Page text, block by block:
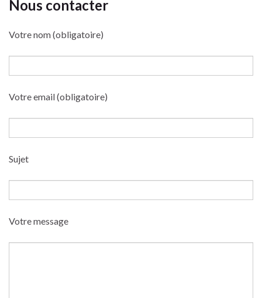
Nous contacter
Votre nom (obligatoire)
Votre email (obligatoire)
Sujet
Votre message